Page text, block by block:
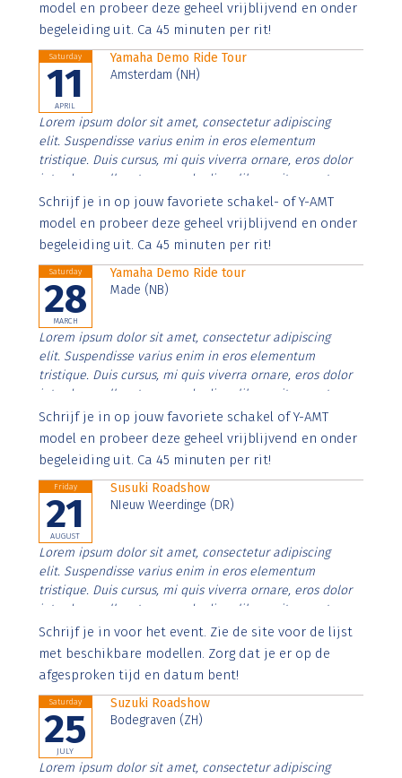
model en probeer deze geheel vrijblijvend en onder
begeleiding uit. Ca 45 minuten per rit!
Saturday
11
APRIL
Yamaha Demo Ride Tour
Amsterdam (NH)
Lorem ipsum dolor sit amet, consectetur adipiscing
elit. Suspendisse varius enim in eros elementum
tristique. Duis cursus, mi quis viverra ornare, eros dolor
interdum nulla, ut commodo diam libero vitae erat.
Aenean faucibus nibh et justo cursus id rutrum lorem
imperdiet. Nunc ut sem vitae risus tristique posuere.
Schrijf je in op jouw favoriete schakel- of Y-AMT
model en probeer deze geheel vrijblijvend en onder
begeleiding uit. Ca 45 minuten per rit!
Saturday
28
MARCH
Yamaha Demo Ride tour
Made (NB)
Lorem ipsum dolor sit amet, consectetur adipiscing
elit. Suspendisse varius enim in eros elementum
tristique. Duis cursus, mi quis viverra ornare, eros dolor
interdum nulla, ut commodo diam libero vitae erat.
Aenean faucibus nibh et justo cursus id rutrum lorem
imperdiet. Nunc ut sem vitae risus tristique posuere.
Schrijf je in op jouw favoriete schakel of Y-AMT
model en probeer deze geheel vrijblijvend en onder
begeleiding uit. Ca 45 minuten per rit!
Friday
21
AUGUST
Susuki Roadshow
NIeuw Weerdinge (DR)
Lorem ipsum dolor sit amet, consectetur adipiscing
elit. Suspendisse varius enim in eros elementum
tristique. Duis cursus, mi quis viverra ornare, eros dolor
interdum nulla, ut commodo diam libero vitae erat.
Aenean faucibus nibh et justo cursus id rutrum lorem
imperdiet. Nunc ut sem vitae risus tristique posuere.
Schrijf je in voor het event. Zie de site voor de lijst
met beschikbare modellen. Zorg dat je er op de
afgesproken tijd en datum bent!
Saturday
25
JULY
Suzuki Roadshow
Bodegraven (ZH)
Lorem ipsum dolor sit amet, consectetur adipiscing